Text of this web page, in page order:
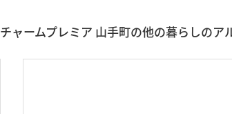
チャームプレミア 山手町の他の暮らしのア